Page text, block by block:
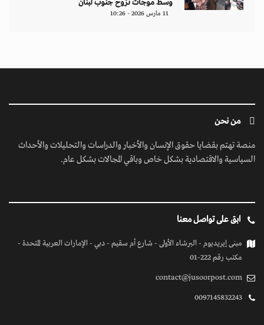
وسط موجات نزوح جنوب لبنان
11 مارس 2026 - 10:26
من نحن
منصة تهتم بقضايا حقوق الإنسان والأخبار والدراسات والتحليلات والأحداث
السياسية والاقتصادية بشكل خاص وباقي المجالات بشكل عام.
ابق على تواصل معنا
مبنى إيريديوم - البرشاء الأولى - شارع أم سقيم - دبي - الإمارات العربية المتحدة -
مكتب رقم 222-01
contact@jusoorpost.com
0097145832243